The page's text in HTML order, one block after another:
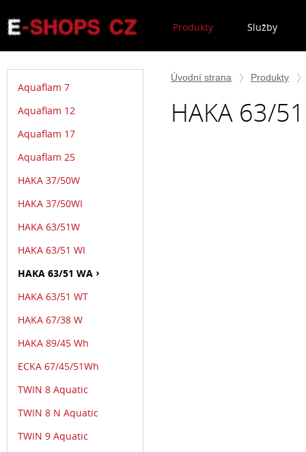
Produkty Služby
Úvodní strana Produkty
HAKA 63/
Aquaflam 7
Aquaflam 12
Aquaflam 17
Aquaflam 25
HAKA 37/50W
HAKA 37/50WI
HAKA 63/51W
HAKA 63/51 WI
HAKA 63/51 WA
HAKA 63/51 WT
HAKA 67/38 W
HAKA 89/45 Wh
ECKA 67/45/51Wh
TWIN 8 Aquatic
TWIN 8 N Aquatic
TWIN 9 Aquatic